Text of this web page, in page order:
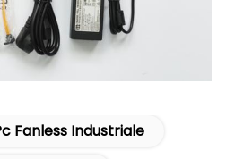
Fanless Industriale